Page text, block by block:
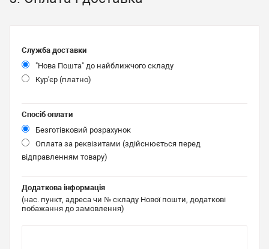
Служба доставки
"Нова Пошта" до найближчого складу
Кур'єр (платно)
Спосіб оплати
Безготівковий розрахунок
Оплата за реквізитами (здійснюється перед
відправленням товару)
Додаткова інформація
(нас. пункт, адреса чи № складу Нової пошти, додаткові
побажання до замовлення)